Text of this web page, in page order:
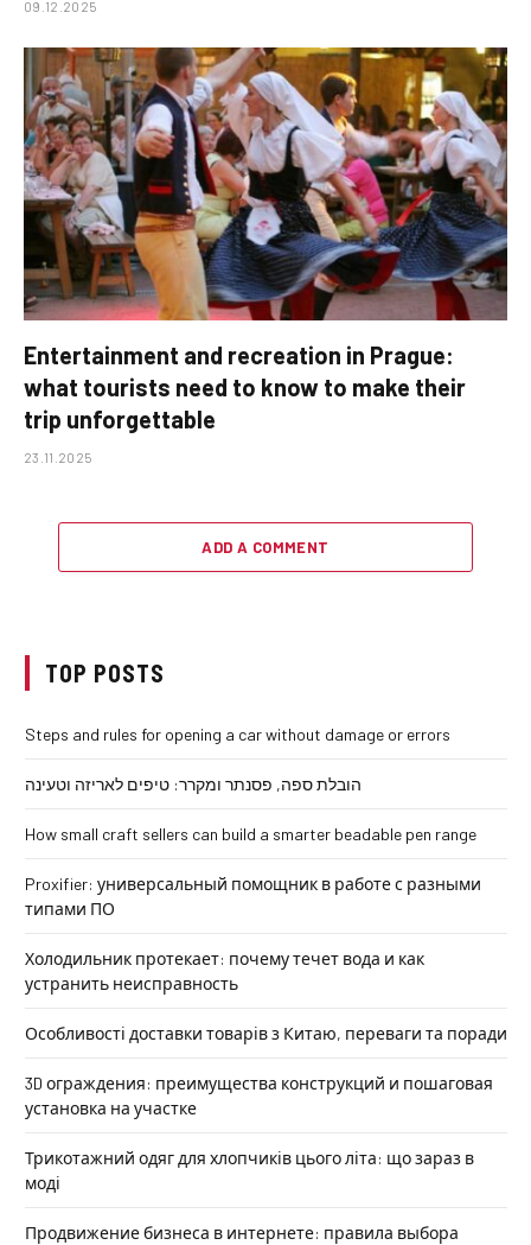
09.12.2025
Entertainment and recreation in Prague:
what tourists need to know to make their
trip unforgettable
23.11.2025
ADD A COMMENT
TOP POSTS
Steps and rules for opening a car without damage or errors
הובלת ספה, פסנתר ומקרר: טיפים לאריזה וטעינה
How small craft sellers can build a smarter beadable pen range
Proxifier: универсальный помощник в работе с разными
типами ПО
Холодильник протекает: почему течет вода и как
устранить неисправность
Особливості доставки товарів з Китаю, переваги та поради
3D ограждения: преимущества конструкций и пошаговая
установка на участке
Трикотажний одяг для хлопчиків цього літа: що зараз в
моді
Продвижение бизнеса в интернете: правила выбора